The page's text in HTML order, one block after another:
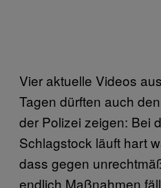
Vier aktuelle Videos
Tagen dürften auch
der Polizei zeigen: Bei
Schlagstock läuft hart
dass gegen
endlich Maßnahmen